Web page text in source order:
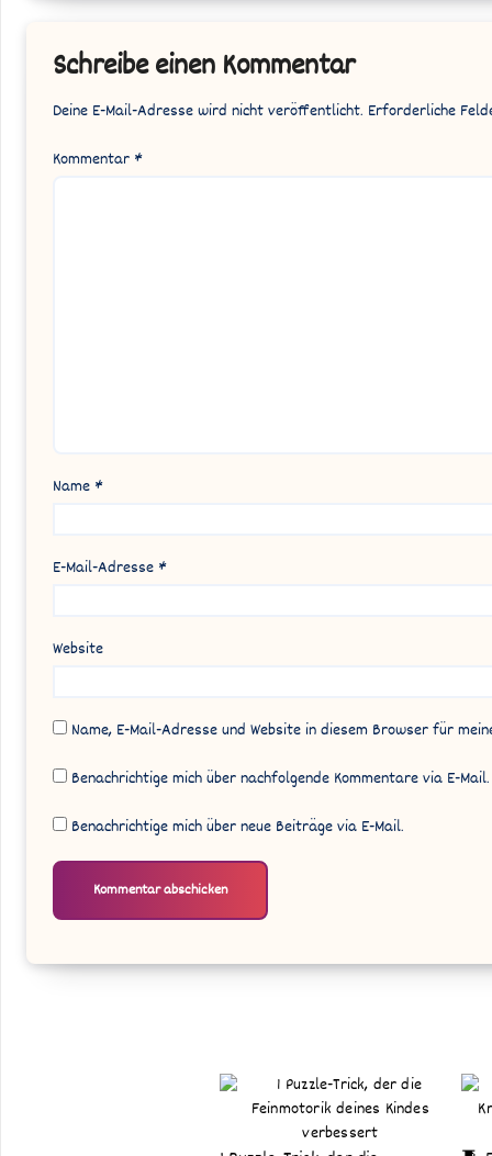
Schreibe einen Kommentar
Deine E-Mail-Adresse wird nicht veröffentlicht. Erforderliche
Kommentar *
Name *
E-Mail-Adresse *
Website
Name, E-Mail-Adresse und Website in diesem Browser für
Benachrichtige mich über nachfolgende Kommentare via E-Mail.
Benachrichtige mich über neue Beiträge via E-Mail.